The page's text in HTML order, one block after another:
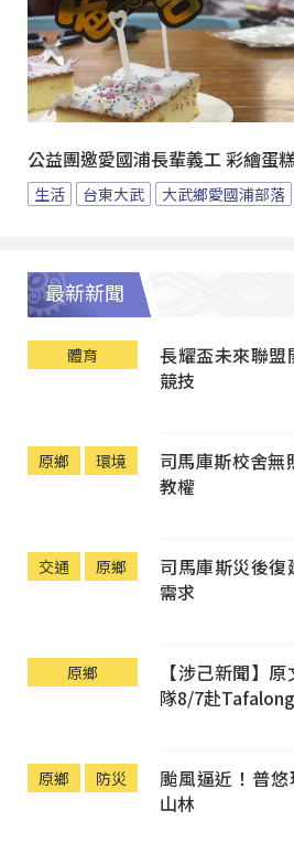
公益團邀愛國浦長輩義工 彩繪蛋
生活 台東大武 大武鄉愛國浦部落
最新新聞
體育
長耀盃未來聯盟
競技
原鄉 環境
司馬庫斯校舍無
教權
交通 原鄉
司馬庫斯災後
需求
原鄉
【涉己新聞】
隊8/7赴
原鄉 防災
颱風逼近！普
山林